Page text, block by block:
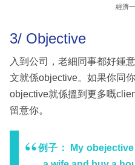
經濟
3/ Objective
入到公司，老細同事都好鍾
文就係objective。如果你同
objective就係搵到更多嘅
留意你。
例子： My